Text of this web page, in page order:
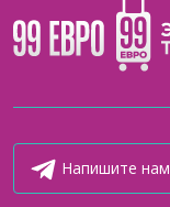
Напишите нам